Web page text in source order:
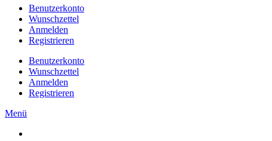
Benutzerkonto
Wunschzettel
Anmelden
Registrieren
Benutzerkonto
Wunschzettel
Anmelden
Registrieren
Menü